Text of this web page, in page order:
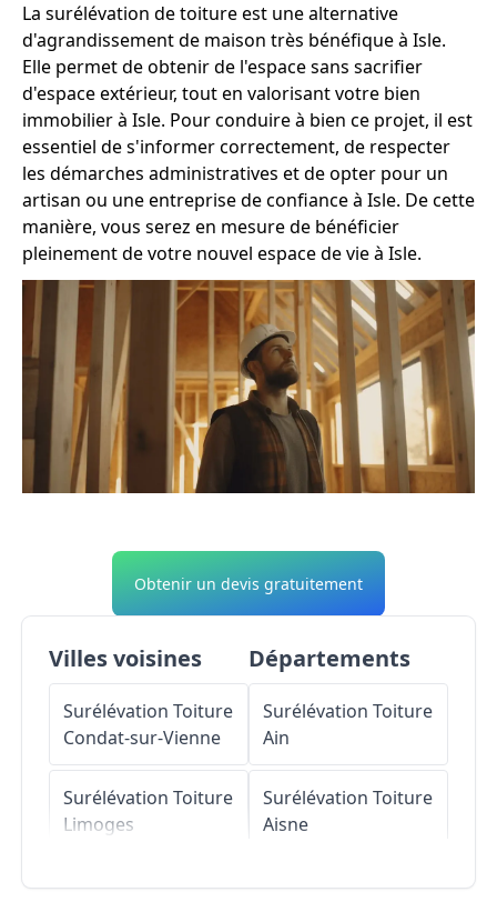
La surélévation de toiture est une alternative
d'agrandissement de maison très bénéfique à Isle.
Elle permet de obtenir de l'espace sans sacrifier
d'espace extérieur, tout en valorisant votre bien
immobilier à Isle. Pour conduire à bien ce projet, il est
essentiel de s'informer correctement, de respecter
les démarches administratives et de opter pour un
artisan ou une entreprise de confiance à Isle. De cette
manière, vous serez en mesure de bénéficier
pleinement de votre nouvel espace de vie à Isle.
Obtenir un devis gratuitement
Villes voisines
Surélévation Toiture
Condat-sur-Vienne
Surélévation Toiture
Limoges
Surélévation Toiture
Départements
Surélévation Toiture
Ain
Surélévation Toiture
Aisne
Surélévation Toiture